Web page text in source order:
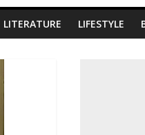
LITERATURE LIFESTYLE